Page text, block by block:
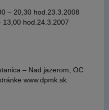
– 20,30 hod.23.3.2008
hod.24.3.2007
– Nad jazerom, OC
www.dpmk.sk.